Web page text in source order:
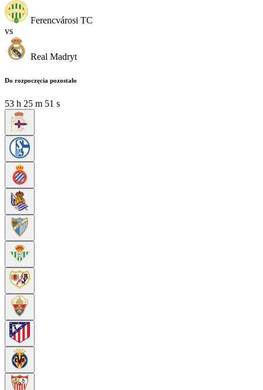
Ferencvárosi TC
vs
Real Madryt
Do rozpoczęcia pozostało
53 h 25 m 50 s